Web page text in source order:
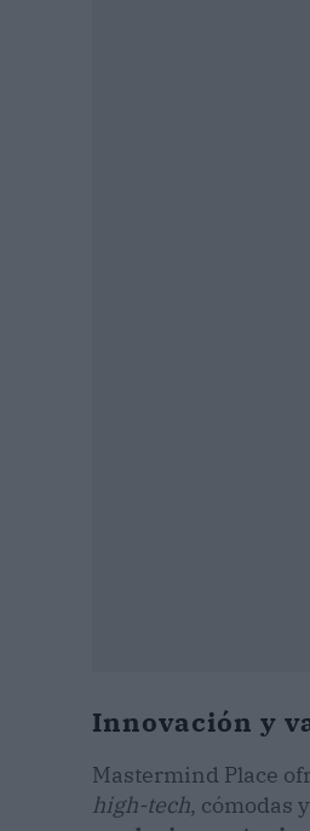
Innovación y
Mastermind Place
high-tech, cómodas